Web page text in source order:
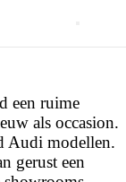
een ruime
als occasion.
Audi modellen.
gerust een